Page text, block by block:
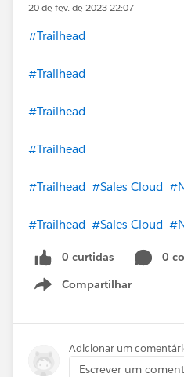
20 de fev. de 2023 22:07
#Trailhead
#Trailhead
#Trailhead
#Trailhead
#Trailhead #Sales Cloud
#Trailhead #Sales Cloud
0 curtidas
0
Compartilhar
Show menu
Adicionar um
Escrever um